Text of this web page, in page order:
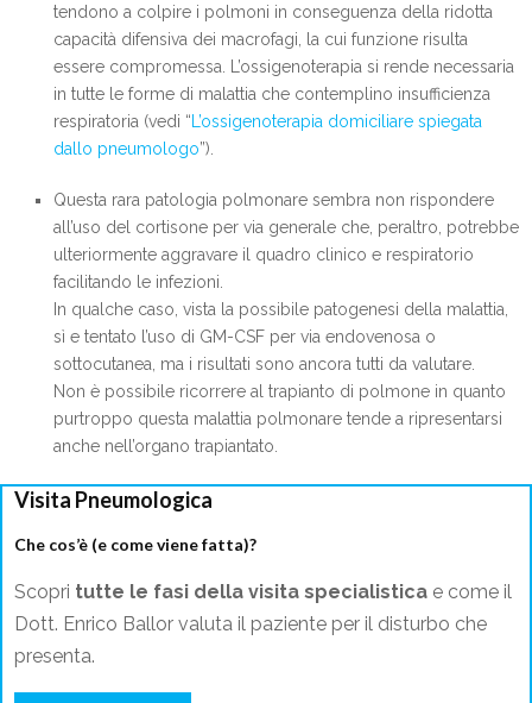
tendono a colpire i polmoni in conseguenza della ridotta
capacità difensiva dei macrofagi, la cui funzione risulta
essere compromessa. L’ossigenoterapia si rende necessaria
in tutte le forme di malattia che contemplino insufficienza
respiratoria (vedi “ L’ossigenoterapia domiciliare spiegata
dallo pneumologo”).
Questa rara patologia polmonare sembra non rispondere
all’uso del cortisone per via generale che, peraltro, potrebbe
ulteriormente aggravare il quadro clinico e respiratorio
facilitando le infezioni.
In qualche caso, vista la possibile patogenesi della malattia,
sì e tentato l’uso di GM-CSF per via endovenosa o
sottocutanea, ma i risultati sono ancora tutti da valutare.
Non è possibile ricorrere al trapianto di polmone in quanto
purtroppo questa malattia polmonare tende a ripresentarsi
anche nell’organo trapiantato.
Visita Pneumologica
Che cos’è (e come viene fatta)?
Scopri tutte le fasi della visita specialistica e come il
Dott. Enrico Ballor valuta il paziente per il disturbo che
presenta.